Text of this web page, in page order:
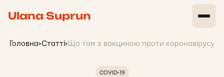
Ulana Suprun
Головна>Статті> Що там з вакциною проти коронавірусу
COVID-19